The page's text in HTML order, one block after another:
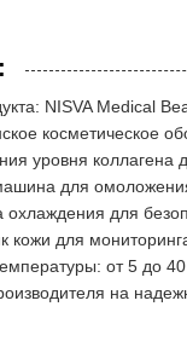
NISVA Medical
косметическое
уровня коллагена
для
охлаждения для
кожи для
от 5 до 40
на